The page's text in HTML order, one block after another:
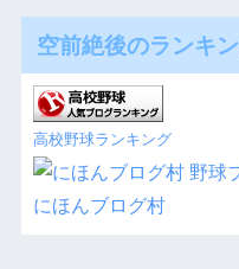
空前絶後のランキ
高校野球ランキング
にほんブログ村